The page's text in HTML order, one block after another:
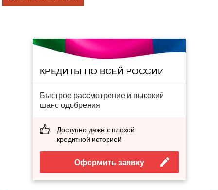
КРЕДИТЫ ПО ВСЕЙ РОССИИ
Быстрое рассмотрение и высокий
шанс одобрения
Доступно даже с плохой
кредитной историей
Оформить заявку